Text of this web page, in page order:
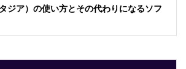
ジア）の使い方とその代わりになるソフ